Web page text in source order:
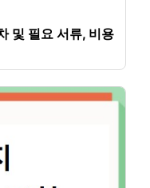
및 필요 서류, 비용